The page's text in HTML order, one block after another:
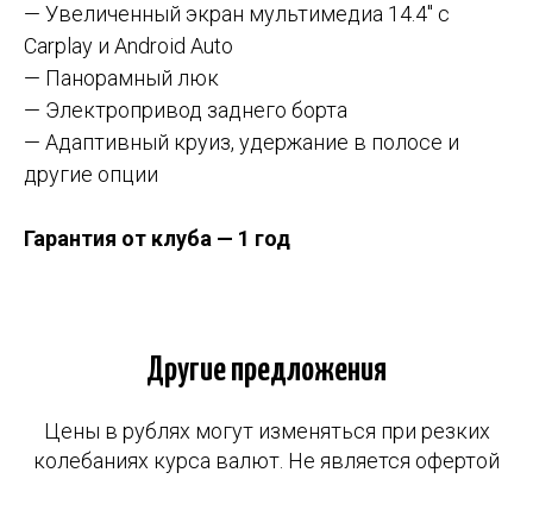
— Увеличенный экран мультимедиа 14.4" с
Carplay и Android Auto
— Панорамный люк
— Электропривод заднего борта
— Адаптивный круиз, удержание в полосе и
другие опции
Гарантия от клуба — 1 год
Другие предложения
Цены в рублях могут изменяться при резких
колебаниях курса валют. Не является офертой